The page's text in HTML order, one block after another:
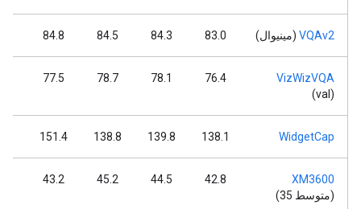
VQAv2 (مینیوال) 83.0
84.3
84.5
84.8
VizWizVQA
(val)
76.4
78.1
78.7
77.5
WidgetCap
138.1
139.8
138.8
151.4
XM3600
(متوسط ​​35)
42.8
44.5
45.2
43.2